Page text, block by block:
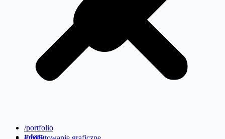
/portfolio
/oferta